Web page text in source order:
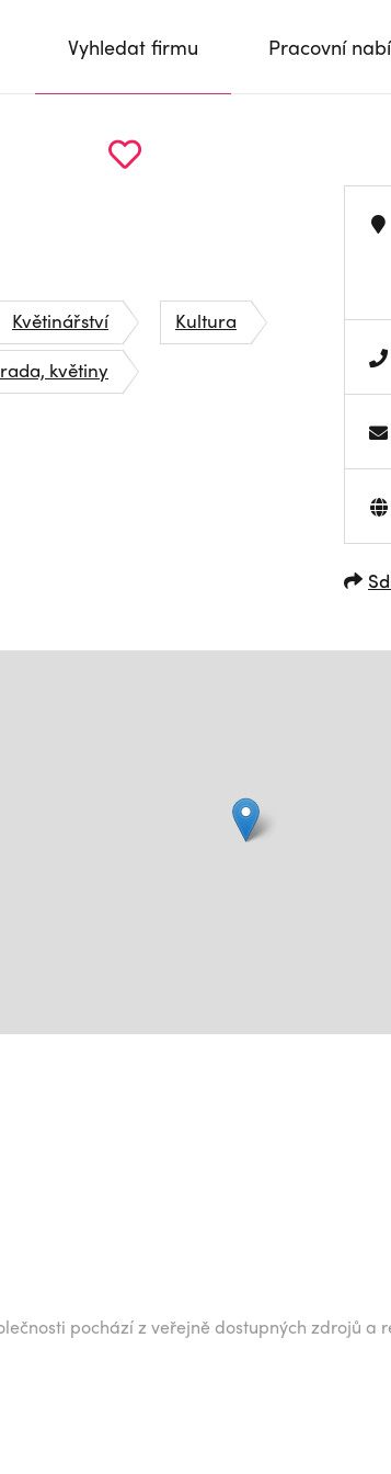
Vyhledat firmu Pracovní
Květinářství
Kultura
květiny
pochází z veřejně dostupných zdrojů a